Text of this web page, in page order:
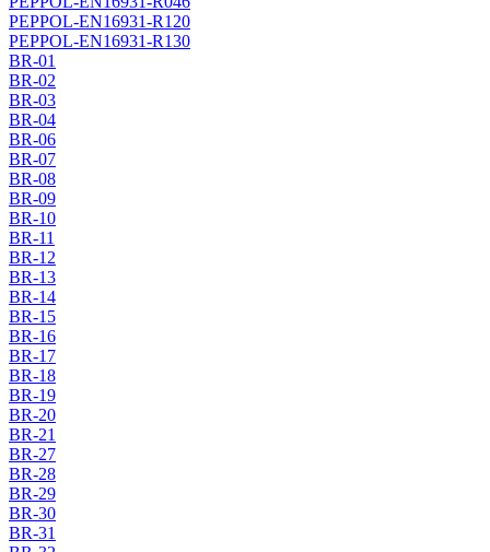
PEPPOL-EN16931-R120
PEPPOL-EN16931-R130
BR-01
BR-02
BR-03
BR-04
BR-06
BR-07
BR-08
BR-09
BR-10
BR-11
BR-12
BR-13
BR-14
BR-15
BR-16
BR-17
BR-18
BR-19
BR-20
BR-21
BR-27
BR-28
BR-29
BR-30
BR-31